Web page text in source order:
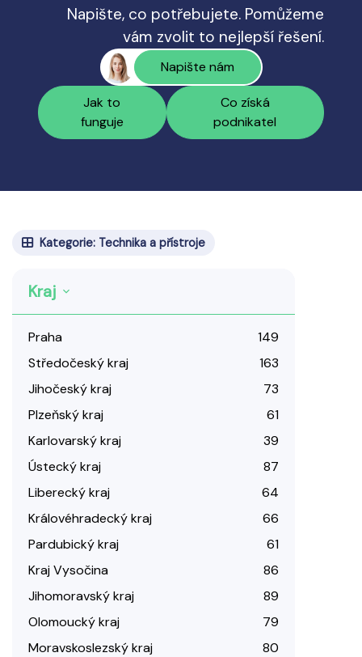
Napište, co potřebujete. Pomůžeme
vám zvolit to nejlepší řešení.
Napište nám
Jak to
funguje
Co získá
podnikatel
Kategorie: Technika a přístroje
Kraj
Praha
149
Středočeský kraj
163
Jihočeský kraj
73
Plzeňský kraj
61
Karlovarský kraj
39
Ústecký kraj
87
Liberecký kraj
64
Královéhradecký kraj
66
Pardubický kraj
61
Kraj Vysočina
86
Jihomoravský kraj
89
Olomoucký kraj
79
Moravskoslezský kraj
80